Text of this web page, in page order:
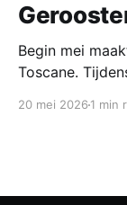
Begin mei
Toscane.
20 mei 2026 1 min